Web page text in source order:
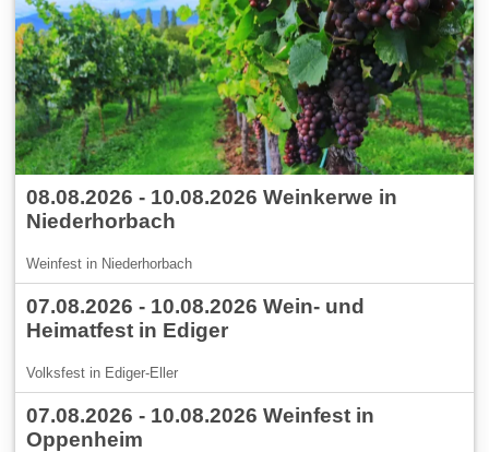
08.08.2026 - 10.08.2026 Weinkerwe in
Niederhorbach
Weinfest in Niederhorbach
07.08.2026 - 10.08.2026 Wein- und
Heimatfest in Ediger
Volksfest in Ediger-Eller
07.08.2026 - 10.08.2026 Weinfest in
Oppenheim